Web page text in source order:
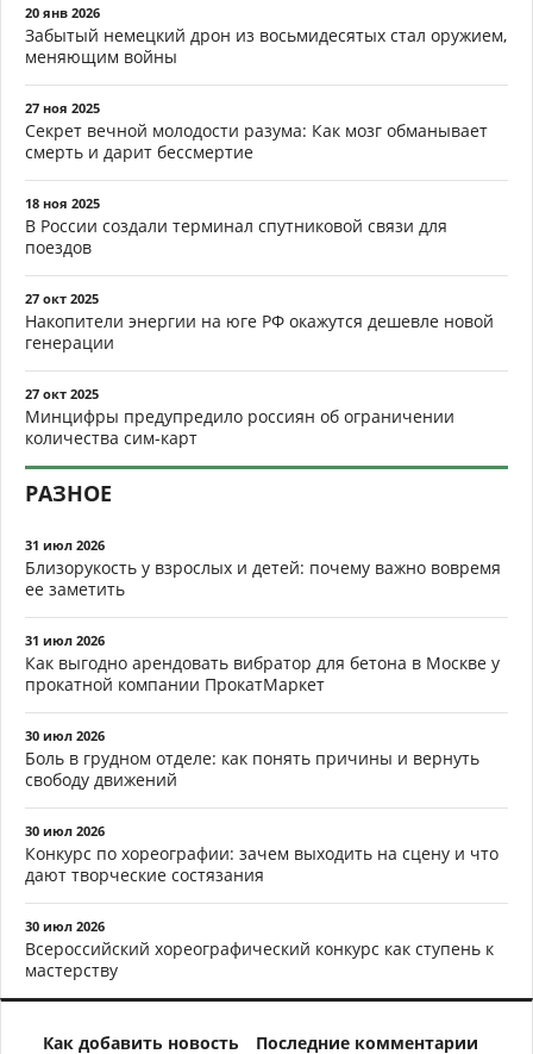
20 янв 2026
Забытый немецкий дрон из восьмидесятых стал оружием,
меняющим войны
27 ноя 2025
Секрет вечной молодости разума: Как мозг обманывает
смерть и дарит бессмертие
18 ноя 2025
В России создали терминал спутниковой связи для
поездов
27 окт 2025
Накопители энергии на юге РФ окажутся дешевле новой
генерации
27 окт 2025
Минцифры предупредило россиян об ограничении
количества сим-карт
РАЗНОЕ
31 июл 2026
Близорукость у взрослых и детей: почему важно вовремя
ее заметить
31 июл 2026
Как выгодно арендовать вибратор для бетона в Москве у
прокатной компании ПрокатМаркет
30 июл 2026
Боль в грудном отделе: как понять причины и вернуть
свободу движений
30 июл 2026
Конкурс по хореографии: зачем выходить на сцену и что
дают творческие состязания
30 июл 2026
Всероссийский хореографический конкурс как ступень к
мастерству
Как добавить новость Последние комментарии